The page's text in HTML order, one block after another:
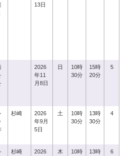
13日
2026
年11
月8日
日
10時
30分
15時
20分
5
杉崎
2026
年9月
5日
土
10時
30分
13時
30分
4
杉崎
2026
木
10時
13時
6